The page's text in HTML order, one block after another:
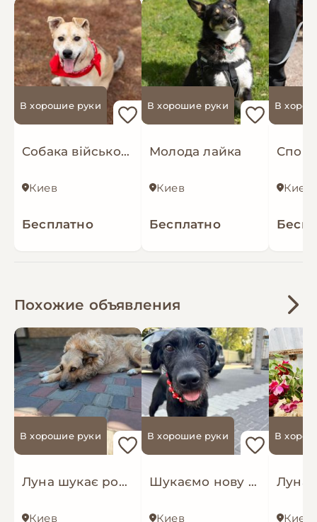
В хорошие руки
Собака військових з фронту Маруся
Киев
Бесплатно
В хорошие руки
Молода лайка
Киев
Бесплатно
В
Киев
Похожие объявления
В хорошие руки
Луна шукає родину
Киев
В хорошие руки
Шукаємо нову родину покинутим собачкам
Киев
В
Киев